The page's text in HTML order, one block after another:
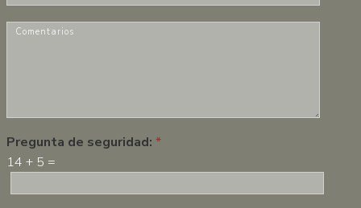
-
m
r
i
o
s
Pregunta de seguridad: *
14 + 5 =